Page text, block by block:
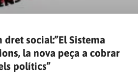
dret social:”El Sistema
la nova peça a cobrar
polítics”